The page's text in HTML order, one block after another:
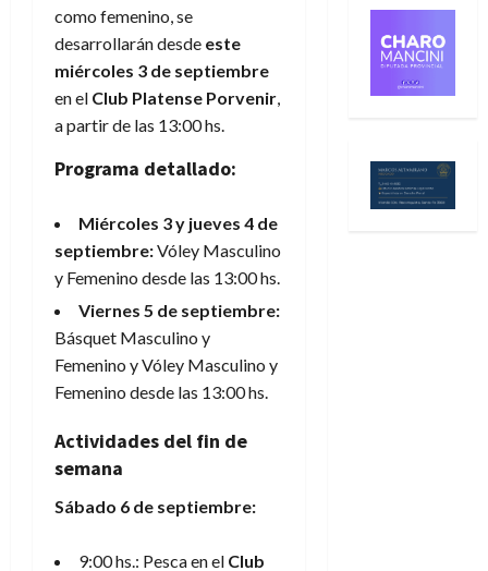
como femenino, se
desarrollarán desde este
miércoles 3 de septiembre
en el Club Platense Porvenir
a partir de las 13:00 hs.
Programa detallado:
Miércoles 3 y jueves 4 de
septiembre:Vóley Masculino
y Femenino desde las 13:00 hs.
Viernes 5 de septiembre:
Básquet Masculino y
Femenino y Vóley Masculino y
Femenino desde las 13:00 hs.
Actividades del fin de
semana
Sábado 6 de septiembre:
9:00 hs.: Pesca en el Club